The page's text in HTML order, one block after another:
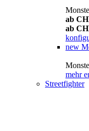
ab
ab
new
mehr
Streetfighter